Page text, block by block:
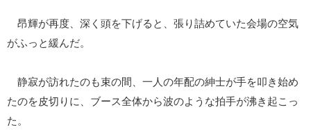
昂輝が再度、深く頭を下げると、張り詰めていた会場の空気
がふっと緩んだ。
静寂が訪れたのも束の間、一人の年配の紳士が手を叩き始め
たのを皮切りに、ブース全体から波のような拍手が沸き起こっ
た。